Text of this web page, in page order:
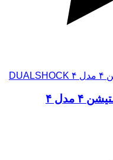
دسته کنسول بازی سونی پلی استیشن ۴ مدل ۴